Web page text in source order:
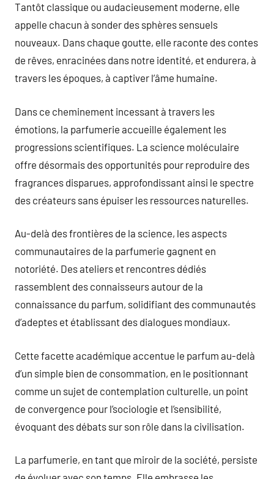
Tantôt classique ou audacieusement moderne, elle
appelle chacun à sonder des sphères sensuels
nouveaux. Dans chaque goutte, elle raconte des contes
de rêves, enracinées dans notre identité, et endurera, à
travers les époques, à captiver l’âme humaine.
Dans ce cheminement incessant à travers les
émotions, la parfumerie accueille également les
progressions scientifiques. La science moléculaire
offre désormais des opportunités pour reproduire des
fragrances disparues, approfondissant ainsi le spectre
des créateurs sans épuiser les ressources naturelles.
Au-delà des frontières de la science, les aspects
communautaires de la parfumerie gagnent en
notoriété. Des ateliers et rencontres dédiés
rassemblent des connaisseurs autour de la
connaissance du parfum, solidifiant des communautés
d’adeptes et établissant des dialogues mondiaux.
Cette facette académique accentue le parfum au-delà
d’un simple bien de consommation, en le positionnant
comme un sujet de contemplation culturelle, un point
de convergence pour l’sociologie et l’sensibilité,
évoquant des débats sur son rôle dans la civilisation.
La parfumerie, en tant que miroir de la société, persiste